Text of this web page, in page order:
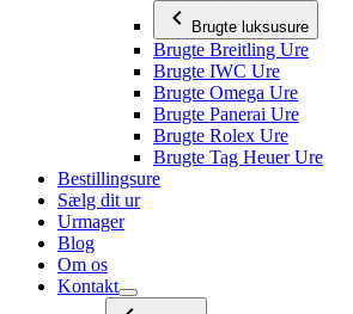
Brugte luksusure
Brugte Breitling Ure
Brugte IWC Ure
Brugte Omega Ure
Brugte Panerai Ure
Brugte Rolex Ure
Brugte Tag Heuer Ure
Bestillingsure
Sælg dit ur
Urmager
Blog
Om os
Kontakt